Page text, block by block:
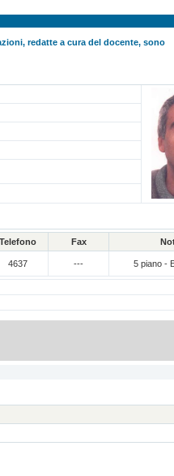
redatte a cura del docente, sono
Telefono Fax
4637 --- 5 piano -